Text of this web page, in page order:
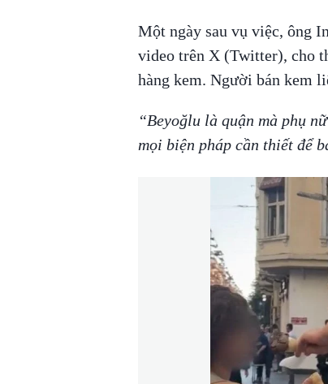
Một ngày sau vụ việc, ông
video trên X (Twitter), cho
hàng kem. Người bán kem
“Beyoğlu là quận mà phụ
mọi biện pháp cần thiết để